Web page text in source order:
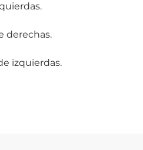
derechas.
izquierdas.